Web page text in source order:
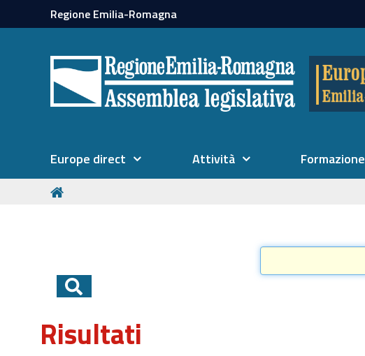
Regione Emilia-Romagna
Europe direct Attività Formazione
Risultati